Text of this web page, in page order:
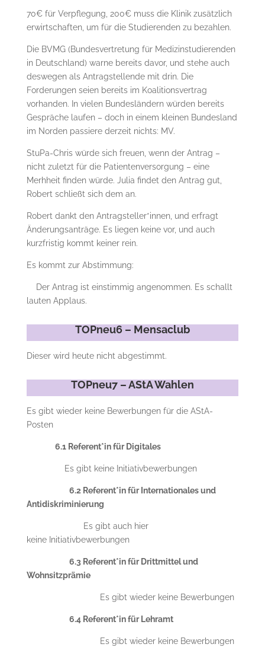
70€ für Verpflegung, 200€ muss die Klinik zusätzlich
erwirtschaften, um für die Studierenden zu bezahlen.
Die BVMG (Bundesvertretung für Medizinstudierenden
in Deutschland) warne bereits davor, und stehe auch
deswegen als Antragstellende mit drin. Die
Forderungen seien bereits im Koalitionsvertrag
vorhanden. In vielen Bundesländern würden bereits
Gespräche laufen – doch in einem kleinen Bundesland
im Norden passiere derzeit nichts: MV.
StuPa-Chris würde sich freuen, wenn der Antrag –
nicht zuletzt für die Patientenversorgung – eine
Merhheit finden würde. Julia findet den Antrag gut,
Robert schließt sich dem an.
Robert dankt den Antragsteller*innen, und erfragt
Änderungsanträge. Es liegen keine vor, und auch
kurzfristig kommt keiner rein.
Es kommt zur Abstimmung:
Der Antrag ist einstimmig angenommen. Es schallt
lauten Applaus.
TOPneu6 – Mensaclub
Dieser wird heute nicht abgestimmt.
TOPneu7 – AStA Wahlen
Es gibt wieder keine Bewerbungen für die AStA-
Posten
6.1 Referent*in für Digitales
Es gibt keine Initiativbewerbungen
6.2 Referent*in für Internationales und
Antidiskriminierung
Es gibt auch hier
keine Initiativbewerbungen
6.3 Referent*in für Drittmittel und
Wohnsitzprämie
Es gibt wieder keine Bewerbungen
6.4 Referent*in für Lehramt
Es gibt wieder keine Bewerbungen